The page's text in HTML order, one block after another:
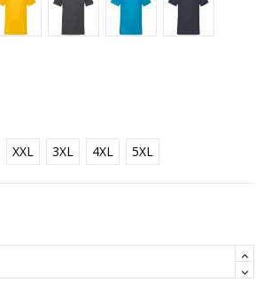
Sunflower Dark Grey Heather
Azure Blue Deep Navy
XXL 3XL 4XL 5XL